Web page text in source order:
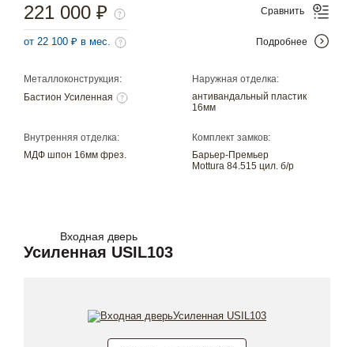
Металлоконструкция:
Бастион Усиленная
Наружная отделка:
антивандальный пластик
16мм
Внутренняя отделка:
МДФ шпон 16мм фрез.
Комплект замков:
Барьер-Премьер
Mottura 84.515 цил. б/р
221 000 ₽
от 22 100 ₽ в мес.
Сравнить
Подробнее
Входная дверь
Усиленная USIL103